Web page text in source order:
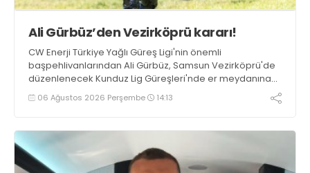
Ali Gürbüz’den Vezirköprü kararı!
CW Enerji Türkiye Yağlı Güreş Ligi'nin önemli
başpehlivanlarından Ali Gürbüz, Samsun Vezirköprü'de
düzenlenecek Kunduz Lig Güreşleri'nde er meydanına
çıkmayacak.
06 Ağustos 2026 Perşembe 14:13